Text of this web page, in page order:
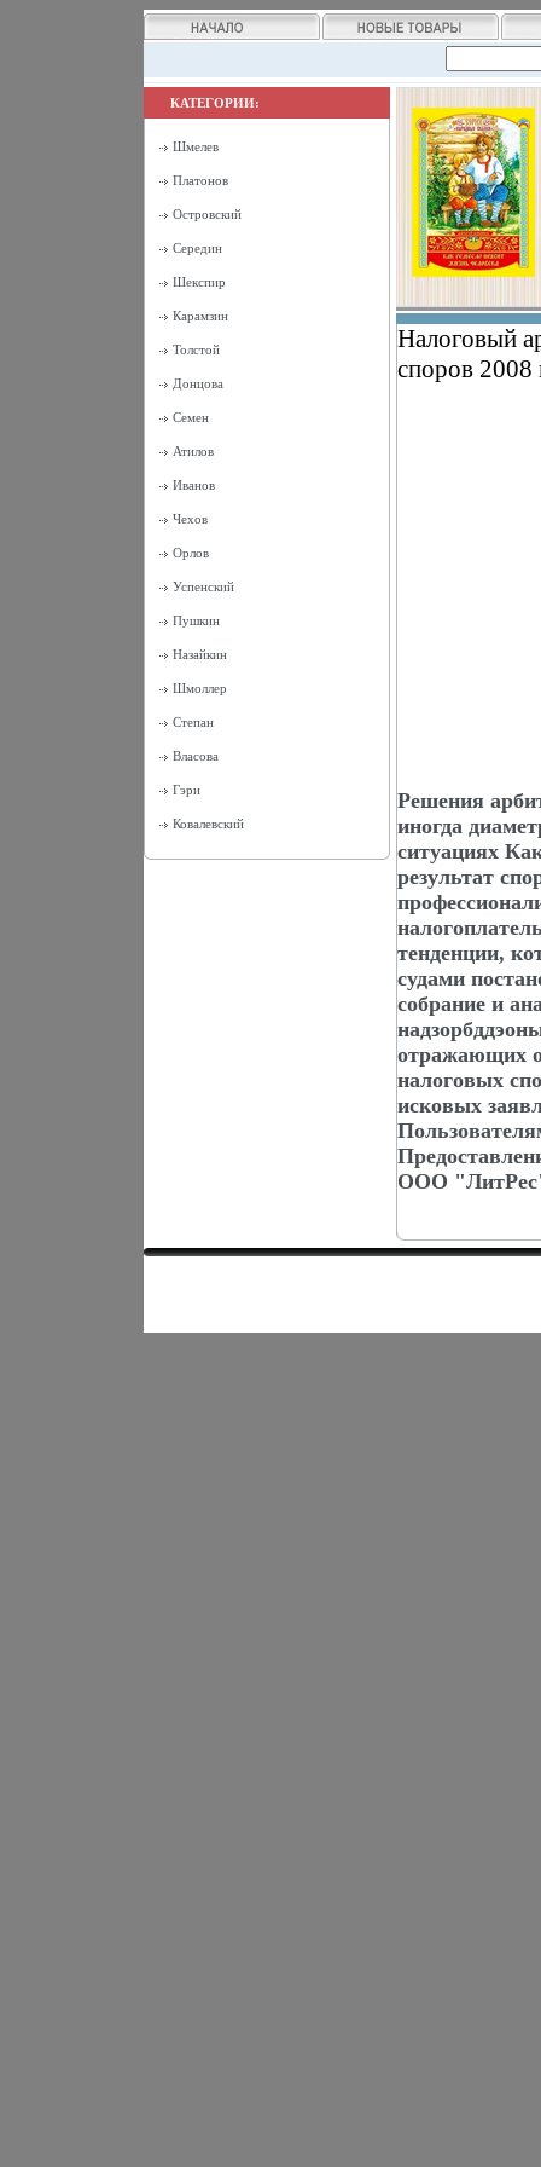
КАТЕГОРИИ:
Шмелев
Платонов
Островский
Середин
Шекспир
Карамзин
Толстой
Донцова
Семен
Атилов
Иванов
Чехов
Орлов
Успенский
Пушкин
Назайкин
Шмоллер
Степан
Власова
Гэри
Ковалевский
Налоговый
споров
Решения
иногда
ситуациях
результат
тенденции,
судами
собрание и
отражающих
налоговых
исковых
ООО